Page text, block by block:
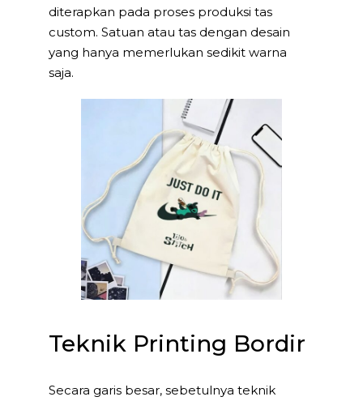
diterapkan pada proses produksi tas
custom. Satuan atau tas dengan desain
yang hanya memerlukan sedikit warna
saja.
Teknik Printing Bordir
Secara garis besar, sebetulnya teknik